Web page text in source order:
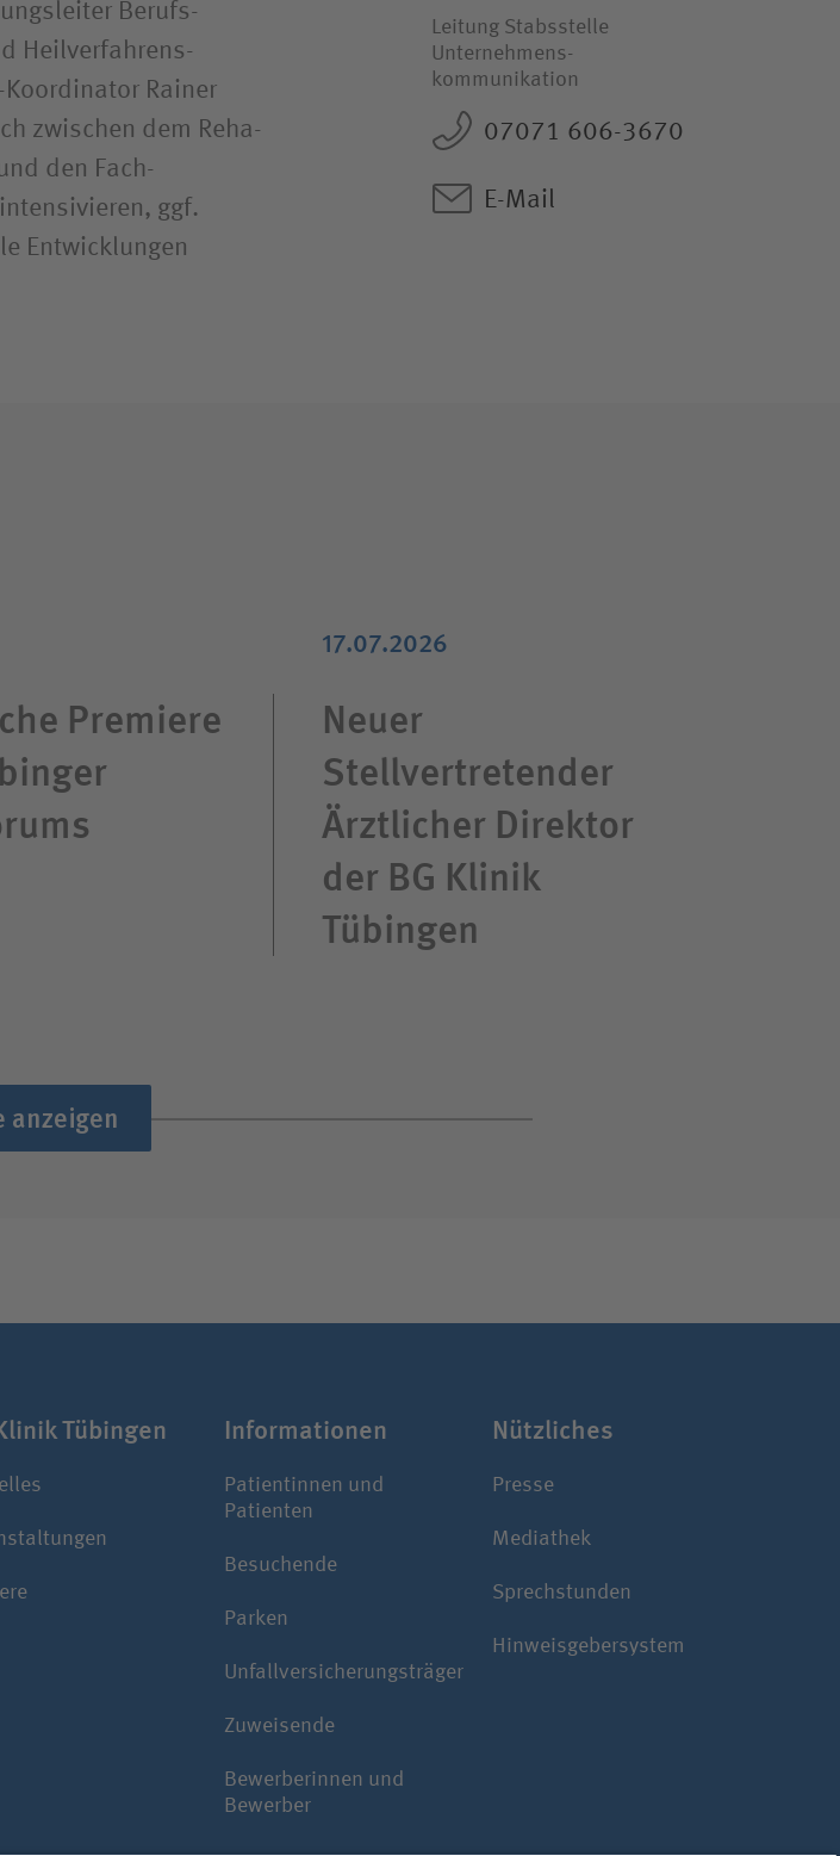
Leitung Stabsstelle
Unternehmens­
kommunikation
07071 606-3670
E-Mail
Berufs­
Heil­verfahrens­­
Koordinator Rainer
zwischen dem Reha­
den Fach­
ggf.
Entwicklungen
Premiere
17.07.2026
Neuer
Stellvertretender
Ärztlicher Direktor
der BG Klinik
Tübingen
anzeigen
Tübingen Infor­ma­tionen
Patientinnen und
Patienten
Besuchende
Parken
Unfallversicherungsträger
Zuweisende
Bewerberinnen und
Bewerber
Nützliches
Presse
Mediathek
Sprechstunden
Hinweisgebersystem